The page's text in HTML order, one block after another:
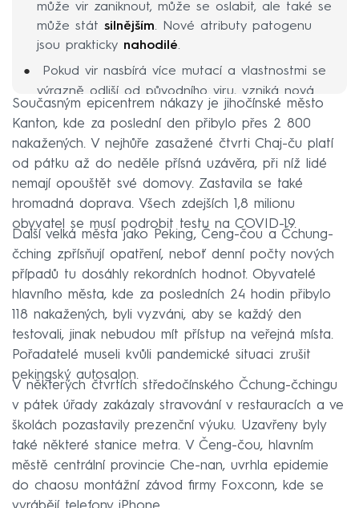
může vir zaniknout, může se oslabit, ale také se
může stát silnějším. Nové atributy patogenu
jsou prakticky nahodilé.
Pokud vir nasbírá více mutací a vlastnostmi se
výrazně odliší od původního viru, vzniká nová
varianta.
Současným epicentrem nákazy je jihočínské město
Kanton, kde za poslední den přibylo přes 2 800
nakažených. V nejhůře zasažené čtvrti Chaj-ču platí
od pátku až do neděle přísná uzávěra, při níž lidé
nemají opouštět své domovy. Zastavila se také
hromadná doprava. Všech zdejších 1,8 milionu
obyvatel se musí podrobit testu na COVID-19.
Další velká města jako Peking, Čeng-čou a Čchung-
čching zpřísňují opatření, neboť denní počty nových
případů tu dosáhly rekordních hodnot. Obyvatelé
hlavního města, kde za posledních 24 hodin přibylo
118 nakažených, byli vyzváni, aby se každý den
testovali, jinak nebudou mít přístup na veřejná místa.
Pořadatelé museli kvůli pandemické situaci zrušit
pekingský autosalon.
V některých čtvrtích středočínského Čchung-čchingu
v pátek úřady zakázaly stravování v restauracích a ve
školách pozastavily prezenční výuku. Uzavřeny byly
také některé stanice metra. V Čeng-čou, hlavním
městě centrální provincie Che-nan, uvrhla epidemie
do chaosu montážní závod firmy Foxconn, kde se